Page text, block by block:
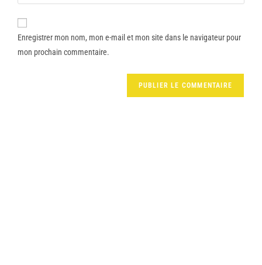
Enregistrer mon nom, mon e-mail et mon site dans le navigateur pour
mon prochain commentaire.